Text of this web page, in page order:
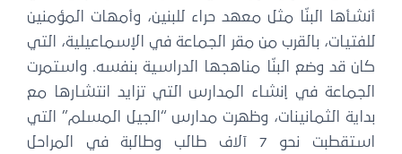
أنشأها البنّا مثل معهد حراء للبنين، وأمهات المؤمنين
للفتيات، بالقرب من مقر الجماعة في الإسماعيلية، التي
كان قد وضع البنّا مناهجها الدراسية بنفسه. واستمرت
الجماعة في إنشاء المدارس التي تزايد انتشارها مع
بداية الثمانينات، وظهرت مدارس “الجيل المسلم” التي
استقطبت نحو 7 آلاف طالب وطالبة في المراحل